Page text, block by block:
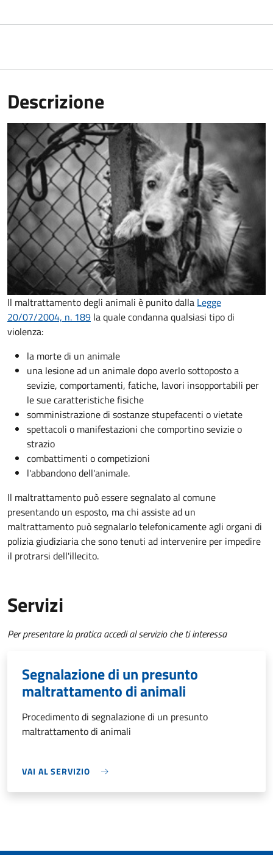
Descrizione
Il maltrattamento degli animali è punito dalla Legge
20/07/2004, n. 189 la quale condanna qualsiasi tipo di
violenza:
la morte di un animale
una lesione ad un animale dopo averlo sottoposto a
sevizie, comportamenti, fatiche, lavori insopportabili per
le sue caratteristiche fisiche
somministrazione di sostanze stupefacenti o vietate
spettacoli o manifestazioni che comportino sevizie o
strazio
combattimenti o competizioni
l'abbandono dell'animale.
Il maltrattamento può essere segnalato al comune
presentando un esposto, ma chi assiste ad un
maltrattamento può segnalarlo telefonicamente agli organi di
polizia giudiziaria che sono tenuti ad intervenire per impedire
il protrarsi dell'illecito.
Servizi
Per presentare la pratica accedi al servizio che ti interessa
Segnalazione di un presunto
maltrattamento di animali
Procedimento di segnalazione di un presunto
maltrattamento di animali
VAI AL SERVIZIO